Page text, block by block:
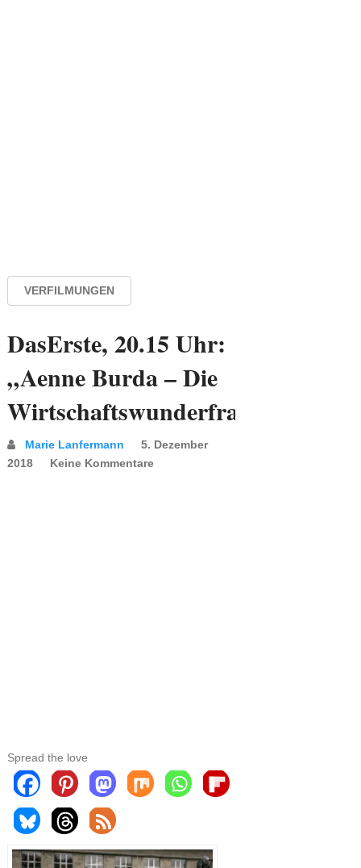
VERFILMUNGEN
DasErste, 20.15 Uhr:
„Aenne Burda – Die
Wirtschaftswunderfrau“
Marie Lanfermann
5. Dezember
2018
Keine Kommentare
Spread the love